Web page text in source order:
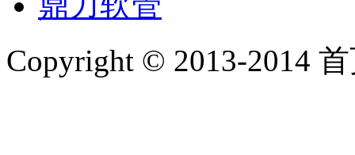
Copyright © 2013-2014